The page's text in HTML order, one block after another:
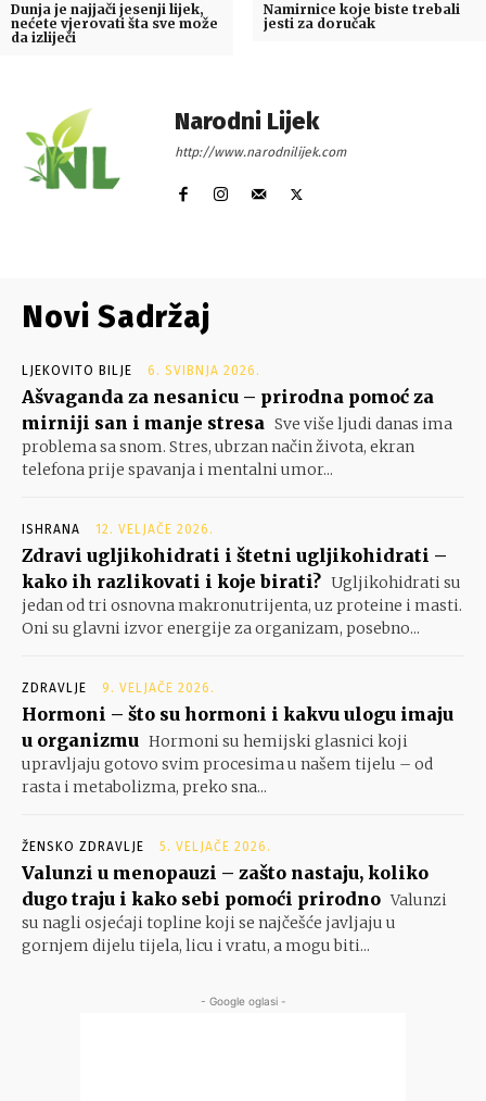
Dunja je najjači jesenji lijek,
nećete vjerovati šta sve može
da izliječi
Namirnice koje biste trebali
jesti za doručak
Narodni Lijek
http://www.narodnilijek.com
Novi Sadržaj
LJEKOVITO BILJE 6. SVIBNJA 2026.
Ašvaganda za nesanicu – prirodna pomoć za
mirniji san i manje stresa Sve više ljudi danas ima
problema sa snom. Stres, ubrzan način života, ekran
telefona prije spavanja i mentalni umor...
ISHRANA 12. VELJAČE 2026.
Zdravi ugljikohidrati i štetni ugljikohidrati –
kako ih razlikovati i koje birati? Ugljikohidrati su
jedan od tri osnovna makronutrijenta, uz proteine i masti.
Oni su glavni izvor energije za organizam, posebno...
ZDRAVLJE 9. VELJAČE 2026.
Hormoni – što su hormoni i kakvu ulogu imaju
u organizmu Hormoni su hemijski glasnici koji
upravljaju gotovo svim procesima u našem tijelu – od
rasta i metabolizma, preko sna...
ŽENSKO ZDRAVLJE 5. VELJAČE 2026.
Valunzi u menopauzi – zašto nastaju, koliko
dugo traju i kako sebi pomoći prirodno Valunzi
su nagli osjećaji topline koji se najčešće javljaju u
gornjem dijelu tijela, licu i vratu, a mogu biti...
- Google oglasi -